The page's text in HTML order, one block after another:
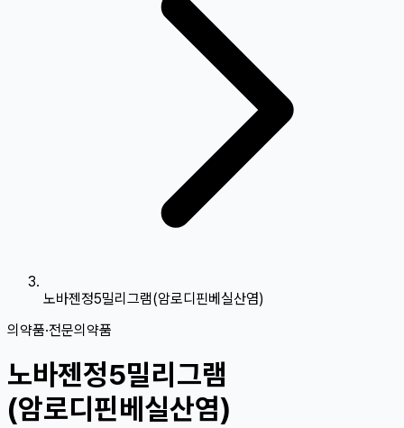
노바젠정5밀리그램(암로디핀베실산염)
의약품·전문의약품
노바젠정5밀리그램
(암로디핀베실산염)